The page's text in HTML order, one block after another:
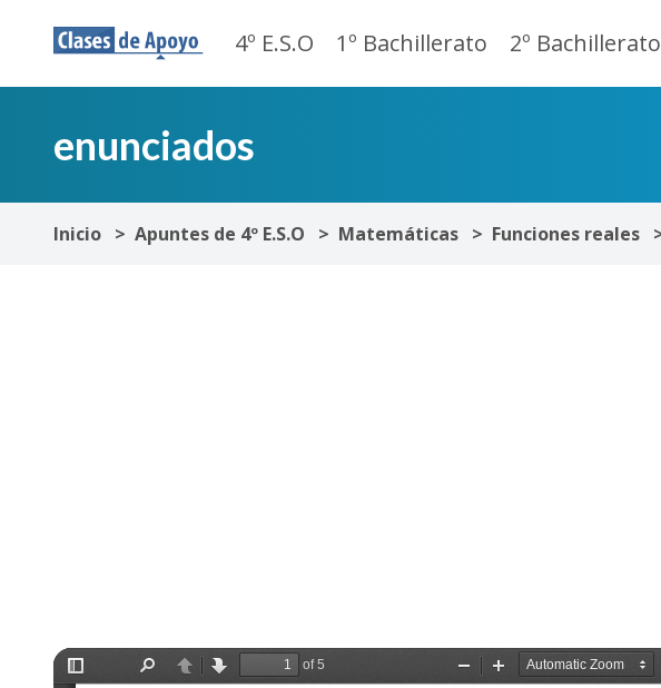
4º E.S.O 1º Bachillerato 2º Bachillerato
enunciados
Inicio Apuntes de 4º E.S.O Matemáticas Funciones reales